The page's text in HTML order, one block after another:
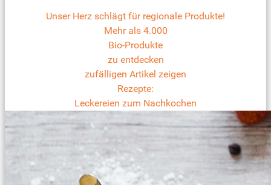
Unser Herz schlägt für regionale Produkte!
Mehr als 4.000
Bio-Produkte
zu entdecken
zufälligen Artikel zeigen
Rezepte:
Leckereien zum Nachkochen